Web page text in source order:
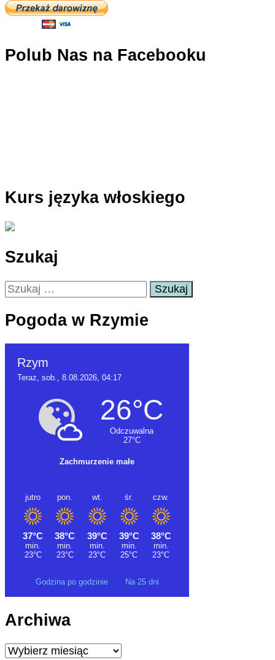
Polub Nas na Facebooku
Kurs języka włoskiego
Szukaj
Szukaj:
Pogoda w Rzymie
Godzina po godzinie Na 25 dni
Archiwa
Archiwa